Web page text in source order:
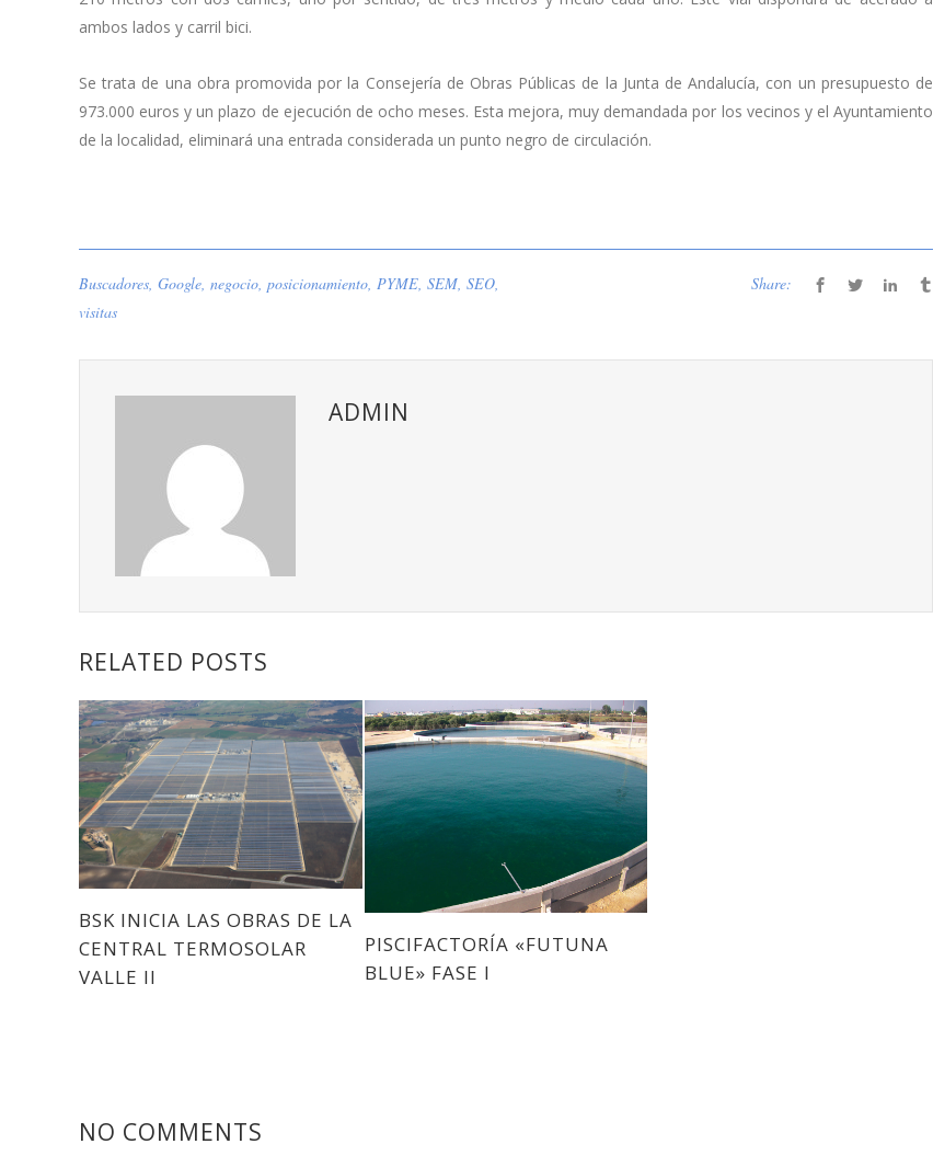
ambos lados y carril bici.
Se trata de una obra promovida por la Consejería de Obras Públicas de la Junta de Andalucía, con un presupuesto de
973.000 euros y un plazo de ejecución de ocho meses. Esta mejora, muy demandada por los vecinos y el Ayuntamiento
de la localidad, eliminará una entrada considerada un punto negro de circulación.
Buscadores, Google, negocio, posicionamiento, PYME, SEM, SEO,
visitas
Share:
ADMIN
RELATED POSTS
BSK INICIA LAS OBRAS DE LA
CENTRAL TERMOSOLAR
VALLE II
PISCIFACTORÍA «FUTUNA
BLUE» FASE I
NO COMMENTS